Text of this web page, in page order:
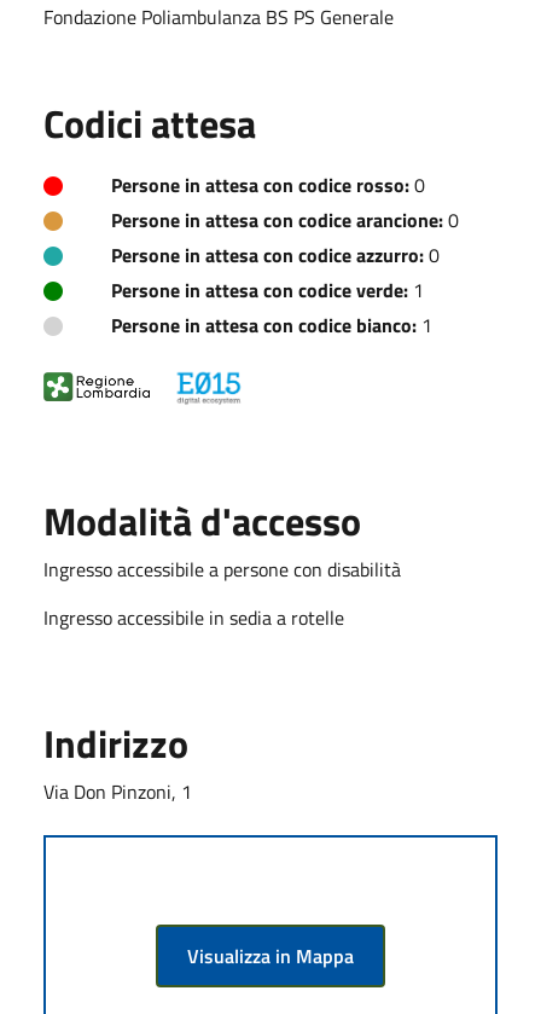
Fondazione Poliambulanza BS PS Generale
Codici attesa
Persone in attesa con codice rosso:0
Persone in attesa con codice arancione:0
Persone in attesa con codice azzurro:0
Persone in attesa con codice verde: 1
Persone in attesa con codice bianco: 1
Modalità d'accesso
Ingresso accessibile a persone con disabilità
Ingresso accessibile in sedia a rotelle
Indirizzo
Via Don Pinzoni, 1
Visualizza in Mappa